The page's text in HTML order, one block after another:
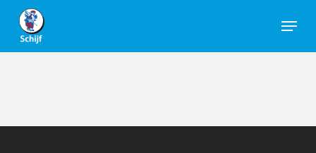
Skip
main
Menu